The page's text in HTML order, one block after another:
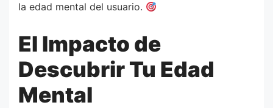
la edad mental del usuario.
El Impacto de
Descubrir Tu Edad
Mental